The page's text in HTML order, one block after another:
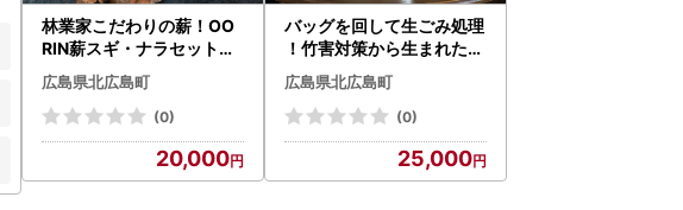
林業家こだわりの薪！OO
RIN薪スギ・ナラセット約1
6kg 説明書付き OR056_0
02
広島県北広島町
(0)
20,000
バッグを回して生ごみ処理
！竹害対策から生まれたグ
ルグルコンポストバッグ F
U035_005
広島県北広島町
(0)
25,000